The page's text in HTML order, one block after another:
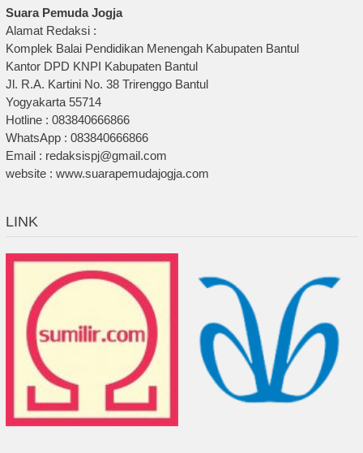
Suara Pemuda Jogja
Alamat Redaksi :
Komplek Balai Pendidikan Menengah Kabupaten Bantul
Kantor DPD KNPI Kabupaten Bantul
Jl. R.A. Kartini No. 38 Trirenggo Bantul
Yogyakarta 55714
Hotline : 083840666866
WhatsApp : 083840666866
Email : redaksispj@gmail.com
website : www.suarapemudajogja.com
LINK